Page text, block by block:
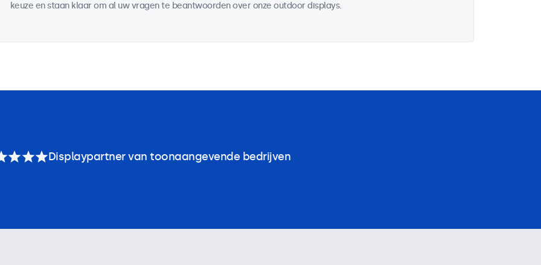
keuze en staan klaar om al uw vragen te beantwoorden over onze outdoor displays.
Displaypartner van toonaangevende bedrijven